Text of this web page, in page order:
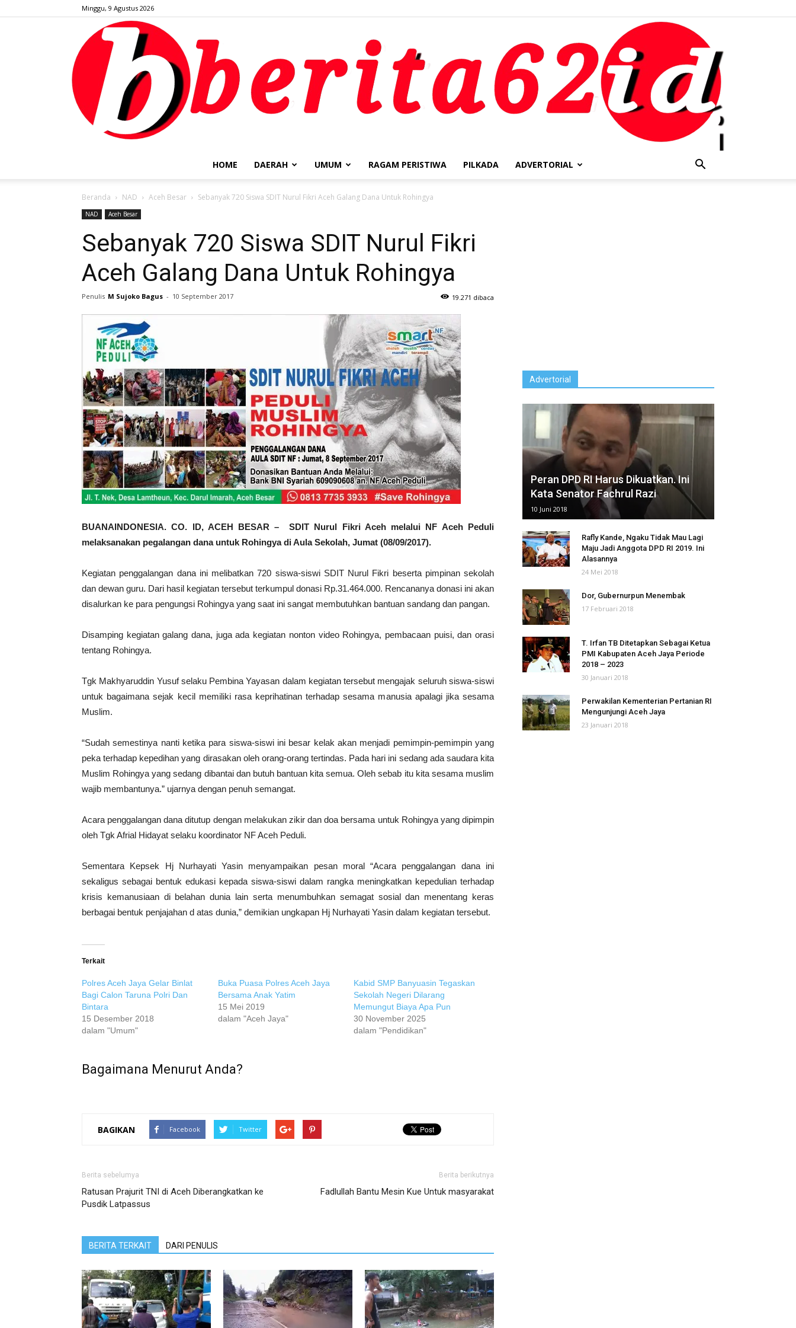
Minggu, 9 Agustus 2026
HOME DAERAH UMUM RAGAM PERISTIWA PILKADA ADVERTORIAL
Beranda NAD Aceh Besar Sebanyak 720 Siswa SDIT Nurul Fikri Aceh Galang Dana Untuk Rohingya
NAD Aceh Besar
Sebanyak 720 Siswa SDIT Nurul Fikri
Aceh Galang Dana Untuk Rohingya
Penulis M Sujoko Bagus - 10 September 2017 19.271 dibaca
BUANAINDONESIA. CO. ID, ACEH BESAR – SDIT Nurul Fikri Aceh melalui NF Aceh Peduli
melaksanakan pegalangan dana untuk Rohingya di Aula Sekolah, Jumat (08/09/2017).
Kegiatan penggalangan dana ini melibatkan 720 siswa-siswi SDIT Nurul Fikri beserta pimpinan sekolah
dan dewan guru. Dari hasil kegiatan tersebut terkumpul donasi Rp.31.464.000. Rencananya donasi ini akan
disalurkan ke para pengungsi Rohingya yang saat ini sangat membutuhkan bantuan sandang dan pangan.
Disamping kegiatan galang dana, juga ada kegiatan nonton video Rohingya, pembacaan puisi, dan orasi
tentang Rohingya.
Tgk Makhyaruddin Yusuf selaku Pembina Yayasan dalam kegiatan tersebut mengajak seluruh siswa-siswi
untuk bagaimana sejak kecil memiliki rasa keprihatinan terhadap sesama manusia apalagi jika sesama
Muslim.
“Sudah semestinya nanti ketika para siswa-siswi ini besar kelak akan menjadi pemimpin-pemimpin yang
peka terhadap kepedihan yang dirasakan oleh orang-orang tertindas. Pada hari ini sedang ada saudara kita
Muslim Rohingya yang sedang dibantai dan butuh bantuan kita semua. Oleh sebab itu kita sesama muslim
wajib membantunya.” ujarnya dengan penuh semangat.
Acara penggalangan dana ditutup dengan melakukan zikir dan doa bersama untuk Rohingya yang dipimpin
oleh Tgk Afrial Hidayat selaku koordinator NF Aceh Peduli.
Sementara Kepsek Hj Nurhayati Yasin menyampaikan pesan moral “Acara penggalangan dana ini
sekaligus sebagai bentuk edukasi kepada siswa-siswi dalam rangka meningkatkan kepedulian terhadap
krisis kemanusiaan di belahan dunia lain serta menumbuhkan semagat sosial dan menentang keras
berbagai bentuk penjajahan d atas dunia,” demikian ungkapan Hj Nurhayati Yasin dalam kegiatan tersebut.
Terkait
Polres Aceh Jaya Gelar Binlat
Bagi Calon Taruna Polri Dan
Bintara
15 Desember 2018
dalam "Umum"
Buka Puasa Polres Aceh Jaya
Bersama Anak Yatim
15 Mei 2019
dalam "Aceh Jaya"
Kabid SMP Banyuasin Tegaskan
Sekolah Negeri Dilarang
Memungut Biaya Apa Pun
30 November 2025
dalam "Pendidikan"
Bagaimana Menurut Anda?
BAGIKAN Facebook Twitter
Berita sebelumya
Ratusan Prajurit TNI di Aceh Diberangkatkan ke
Pusdik Latpassus
Berita berikutnya
Fadlullah Bantu Mesin Kue Untuk masyarakat
BERITA TERKAIT DARI PENULIS
Advertorial
Peran DPD RI Harus Dikuatkan. Ini
Kata Senator Fachrul Razi
10 Juni 2018
Rafly Kande, Ngaku Tidak Mau Lagi
Maju Jadi Anggota DPD RI 2019. Ini
Alasannya
24 Mei 2018
Dor, Gubernurpun Menembak
17 Februari 2018
T. Irfan TB Ditetapkan Sebagai Ketua
PMI Kabupaten Aceh Jaya Periode
2018 – 2023
30 Januari 2018
Perwakilan Kementerian Pertanian RI
Mengunjungi Aceh Jaya
23 Januari 2018